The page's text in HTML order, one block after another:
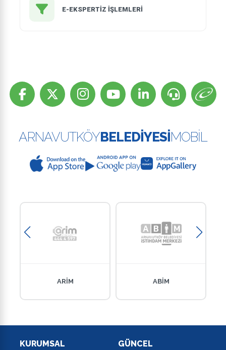
E-EKSPERTİZ İŞLEMLERİ
ARNAVUTKÖYBELEDİYESİMOBİL
ARİM ABİM
KURUMSAL GÜNCEL